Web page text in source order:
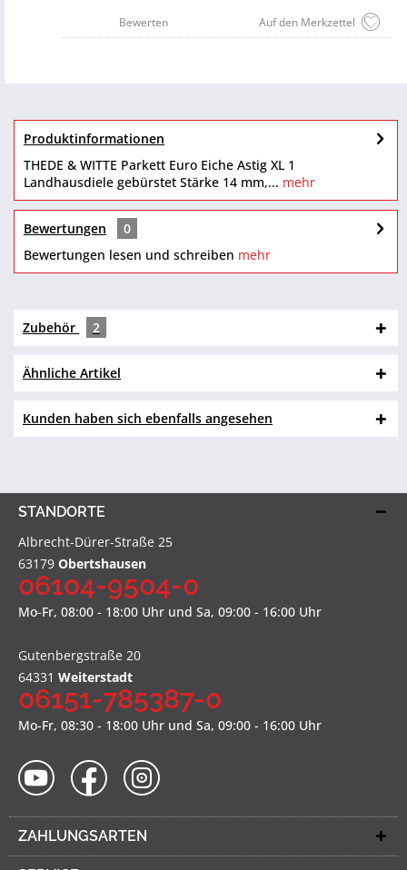
Auf den Merkzettel
Bewerten
Produktinformationen
THEDE & WITTE Parkett Euro Eiche Astig XL 1
Landhausdiele gebürstet Stärke 14 mm,... mehr
Bewertungen
0
Bewertungen lesen und schreiben mehr
Zubehör 2
Ähnliche Artikel
Kunden haben sich ebenfalls angesehen
STANDORTE
Albrecht-Dürer-Straße 25
63179 Obertshausen
06104-9504-0
Mo-Fr, 08:00 - 18:00 Uhr und Sa, 09:00 - 16:00 Uhr
Gutenbergstraße 20
64331 Weiterstadt
06151-785387-0
Mo-Fr, 08:30 - 18:00 Uhr und Sa, 09:00 - 16:00 Uhr
ZAHLUNGSARTEN